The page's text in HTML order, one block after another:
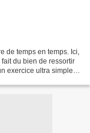
de temps en temps. Ici,
du bien de ressortir
exercice ultra simple,